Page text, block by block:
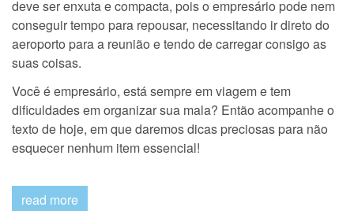
não
deve ser enxuta e compacta, pois o empresário pode nem
conseguir tempo para repousar, necessitando ir direto do
aeroporto para a reunião e tendo de carregar consigo as
suas coisas.
Você é empresário, está sempre em viagem e tem
dificuldades em organizar sua mala? Então acompanhe o
texto de hoje, em que daremos dicas preciosas para não
esquecer nenhum item essencial!
read more